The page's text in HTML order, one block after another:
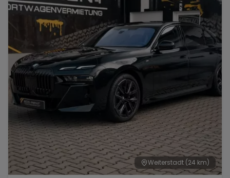
Weiterstadt (24 km)